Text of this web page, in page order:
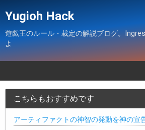
Yugioh Hack
遊戯王のルール・裁定の解説ブログ。
よ
こちらもおすすめです
アーティファクトの神智の発動を神の宣